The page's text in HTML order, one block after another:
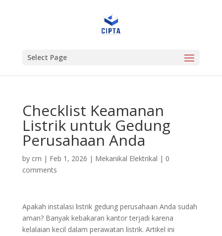
Select Page
Checklist Keamanan
Listrik untuk Gedung
Perusahaan Anda
by crn | Feb 1, 2026 | Mekanikal Elektrikal | 0
comments
Apakah instalasi listrik gedung perusahaan Anda sudah
aman? Banyak kebakaran kantor terjadi karena
kelalaian kecil dalam perawatan listrik. Artikel ini